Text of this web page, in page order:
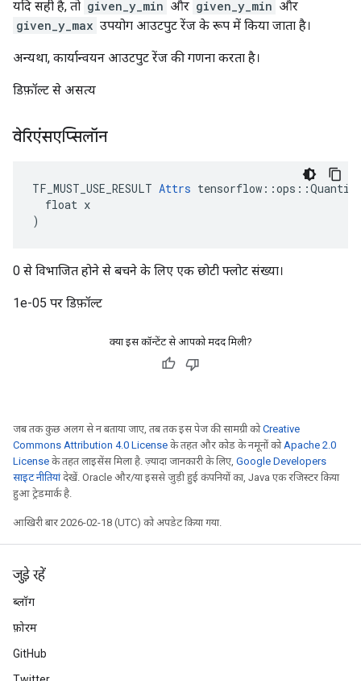
यदि सही है, तो given_y_min और given_y_min और
given_y_max उपयोग आउटपुट रेंज के रूप में किया जाता है।
अन्यथा, कार्यान्वयन आउटपुट रेंज की गणना करता है।
डिफ़ॉल्ट से असत्य
वेरिएंसएप्सिलॉन
TF_MUST_USE_RESULT Attrs
  float x
)
0 से विभाजित होने से बचने के लिए एक छोटी फ्लोट संख्या।
1e-05 पर डिफ़ॉल्ट
क्या इस कॉन्टेंट से आपको मदद मिली?
जब तक कुछ अलग से न बताया जाए, तब तक इस पेज की सामग्री कोCreative
Commons Attribution 4.0 License के तहत और कोड के नमूनों कोApache 2.0
License के तहत लाइसेंस मिला है. ज़्यादा जानकारी के लिए, Google Developers
साइट नीतियांदेखें. Oracle और/या इससे जुड़ी हुई कंपनियों का, Java एक रजिस्टर किया
हुआ ट्रेडमार्क है.
आखिरी बार 2026-02-18 (UTC) को अपडेट किया गया.
जुड़े रहें
ब्लॉग
फ़ोरम
GitHub